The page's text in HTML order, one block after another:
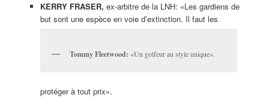
KERRYFRASER, ex-arbitre de la LNH: «Les gardiens de
but sont une espèce en voie d’extinction. Il faut les
Tommy Fleetwood: «Un golfeur au style unique».
protéger à tout prix».